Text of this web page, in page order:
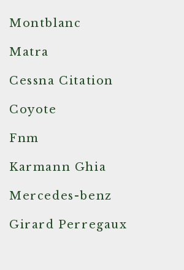
Montblanc
Matra
Cessna Citation
Coyote
Fnm
Karmann Ghia
Mercedes-benz
Girard Perregaux